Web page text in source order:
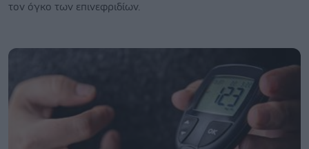
τον όγκο των επινεφριδίων.